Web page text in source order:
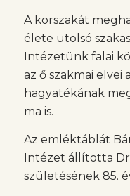
A korszakát
élete utolsó
Intézetünk falai
az ő szakmai elvei
hagyatékának
ma is.
Az emléktáblát
Intézet állította
születésének 85.